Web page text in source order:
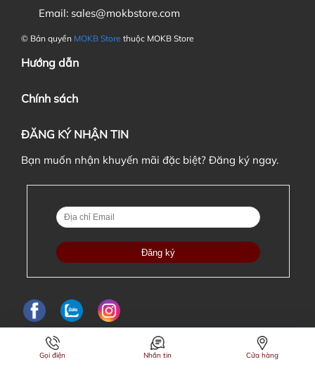
Chó.
Trò chơi mini "Siêu thị Động vật".
Tùy chọn Plate, PCB và Stabilizer.
Tuỳ chọn layout ISO và spacebar 7U.
mount hoặc stab PCB mount.
Hỗ trợ kết nối có dây, Bluetooth, và 2.4GHz.
2 viên pin 3100mAh cho thời lượng pin kéo
Các tuỳ chọn màu
case
Email: sales@mokbstore.com
© Bản quyền MOKB Store thuộc MOKB Store
Hướng dẫn
Chính sách
ĐĂNG KÝ NHẬN TIN
Bạn muốn nhận khuyến mãi đặc biệt? Đăng ký ngay.
Gọi điện Nhắn tin Cửa hàng